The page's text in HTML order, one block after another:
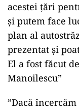
acestei țări
și putem face
plan al
prezentat și
El a fost făcut
Manoilescu”
”Dacă